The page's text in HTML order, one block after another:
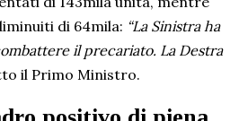
di 64mila: “La Sinistra ha
il precariato. La Destra
il Primo Ministro.